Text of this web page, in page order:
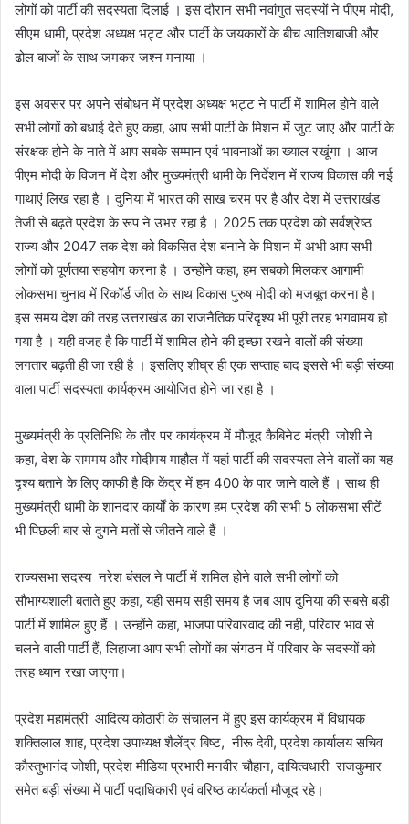
लोगों को पार्टी की सदस्यता दिलाई । इस दौरान सभी नवांगुत सदस्यों ने पीएम मोदी,
सीएम धामी, प्रदेश अध्यक्ष भट्ट और पार्टी के जयकारों के बीच आतिशबाजी और
ढोल बाजों के साथ जमकर जश्न मनाया ।
इस अवसर पर अपने संबोधन में प्रदेश अध्यक्ष भट्ट ने पार्टी में शामिल होने वाले
सभी लोगों को बधाई देते हुए कहा, आप सभी पार्टी के मिशन में जुट जाए और पार्टी के
संरक्षक होने के नाते में आप सबके सम्मान एवं भावनाओं का ख्याल रखूंगा । आज
पीएम मोदी के विजन में देश और मुख्यमंत्री धामी के निर्देशन में राज्य विकास की नई
गाथाएं लिख रहा है । दुनिया में भारत की साख चरम पर है और देश में उत्तराखंड
तेजी से बढ़ते प्रदेश के रूप ने उभर रहा है । 2025 तक प्रदेश को सर्वश्रेष्ठ
राज्य और 2047 तक देश को विकसित देश बनाने के मिशन में अभी आप सभी
लोगों को पूर्णतया सहयोग करना है । उन्होंने कहा, हम सबको मिलकर आगामी
लोकसभा चुनाव में रिकॉर्ड जीत के साथ विकास पुरुष मोदी को मजबूत करना है।
इस समय देश की तरह उत्तराखंड का राजनैतिक परिदृश्य भी पूरी तरह भगवामय हो
गया है । यही वजह है कि पार्टी में शामिल होने की इच्छा रखने वालों की संख्या
लगतार बढ़ती ही जा रही है । इसलिए शीघ्र ही एक सप्ताह बाद इससे भी बड़ी संख्या
वाला पार्टी सदस्यता कार्यक्रम आयोजित होने जा रहा है ।
मुख्यमंत्री के प्रतिनिधि के तौर पर कार्यक्रम में मौजूद कैबिनेट मंत्री जोशी ने
कहा, देश के राममय और मोदीमय माहौल में यहां पार्टी की सदस्यता लेने वालों का यह
दृश्य बताने के लिए काफी है कि केंद्र में हम 400 के पार जाने वाले हैं । साथ ही
मुख्यमंत्री धामी के शानदार कार्यों के कारण हम प्रदेश की सभी 5 लोकसभा सीटें
भी पिछली बार से दुगने मतों से जीतने वाले हैं ।
राज्यसभा सदस्य नरेश बंसल ने पार्टी में शमिल होने वाले सभी लोगों को
सौभाग्यशाली बताते हुए कहा, यही समय सही समय है जब आप दुनिया की सबसे बड़ी
पार्टी में शामिल हुए हैं । उन्होंने कहा, भाजपा परिवारवाद की नही, परिवार भाव से
चलने वाली पार्टी हैं, लिहाजा आप सभी लोगों का संगठन में परिवार के सदस्यों को
तरह ध्यान रखा जाएगा।
प्रदेश महामंत्री आदित्य कोठारी के संचालन में हुए इस कार्यक्रम में विधायक
शक्तिलाल शाह, प्रदेश उपाध्यक्ष शैलेंद्र बिष्ट, नीरू देवी, प्रदेश कार्यालय सचिव
कौस्तुभानंद जोशी, प्रदेश मीडिया प्रभारी मनवीर चौहान, दायित्वधारी राजकुमार
समेत बड़ी संख्या में पार्टी पदाधिकारी एवं वरिष्ठ कार्यकर्ता मौजूद रहे।